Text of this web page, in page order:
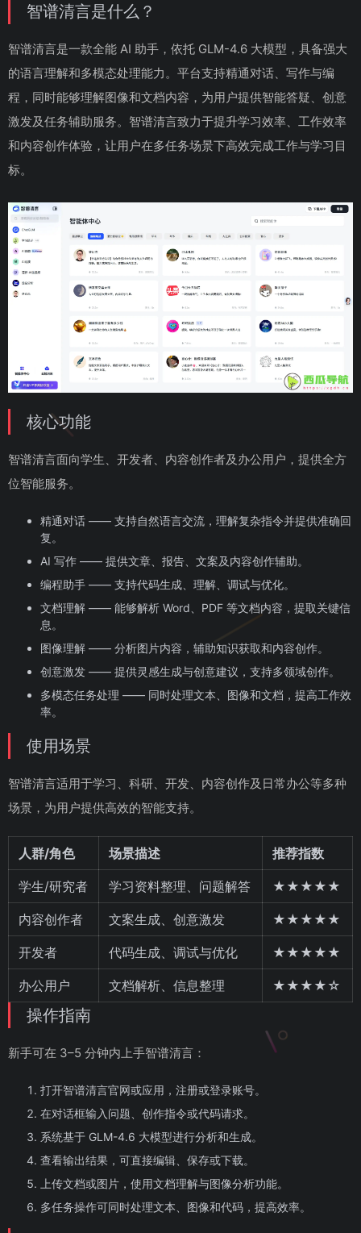
智谱清言是什么？
智谱清言是一款全能 AI 助手，依托 GLM-4.6 大模型，具备强大
的语言理解和多模态处理能力。平台支持精通对话、写作与编
程，同时能够理解图像和文档内容，为用户提供智能答疑、创意
激发及任务辅助服务。智谱清言致力于提升学习效率、工作效率
和内容创作体验，让用户在多任务场景下高效完成工作与学习目
标。
核心功能
智谱清言面向学生、开发者、内容创作者及办公用户，提供全方
位智能服务。
精通对话 —— 支持自然语言交流，理解复杂指令并提供准确回
复。
AI 写作 —— 提供文章、报告、文案及内容创作辅助。
编程助手 —— 支持代码生成、理解、调试与优化。
文档理解 —— 能够解析 Word、PDF 等文档内容，提取关键信
息。
图像理解 —— 分析图片内容，辅助知识获取和内容创作。
创意激发 —— 提供灵感生成与创意建议，支持多领域创作。
多模态任务处理 —— 同时处理文本、图像和文档，提高工作效
率。
使用场景
智谱清言适用于学习、科研、开发、内容创作及日常办公等多种
场景，为用户提供高效的智能支持。
人群/角色 场景描述 推荐指数
学生/研究者 学习资料整理、问题解答 ★★★★★
内容创作者 文案生成、创意激发 ★★★★★
开发者 代码生成、调试与优化 ★★★★★
办公用户 文档解析、信息整理 ★★★★☆
操作指南
新手可在 3–5 分钟内上手智谱清言：
打开智谱清言官网或应用，注册或登录账号。
在对话框输入问题、创作指令或代码请求。
系统基于 GLM-4.6 大模型进行分析和生成。
查看输出结果，可直接编辑、保存或下载。
上传文档或图片，使用文档理解与图像分析功能。
多任务操作可同时处理文本、图像和代码，提高效率。